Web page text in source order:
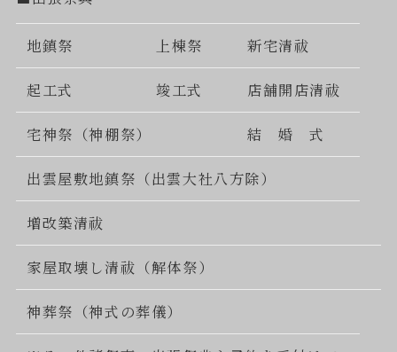
地鎮祭 上棟祭 新宅清祓
起工式 竣工式 店舗開店清祓
宅神祭（神棚祭） 結 婚 式
出雲屋敷地鎮祭（出雲大社八方除）
増改築清祓
家屋取壊し清祓（解体祭）
神葬祭（神式の葬儀）